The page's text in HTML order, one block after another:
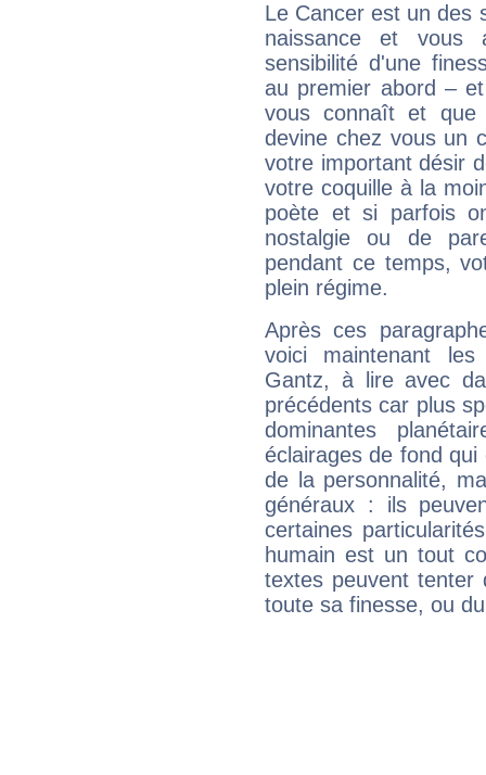
Le Cancer est un des
naissance et vous
sensibilité d'une
au premier abord –
vous connaît et
devine chez vous un
votre important désir
votre coquille à la
poète et si parfois
nostalgie ou de
pendant ce temps,
plein régime.
Après ces
voici maintenant
Gantz, à lire avec
précédents car plus
dominantes
éclairages de fond
de la personnalité,
généraux : ils
certaines
humain est un tout
textes peuvent tenter
toute sa finesse, ou